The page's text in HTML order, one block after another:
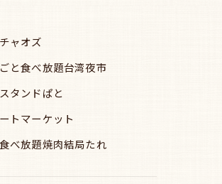
ャオズ
と食べ放題台湾夜市
タンドぱと
トマーケット
べ放題焼肉結局たれ